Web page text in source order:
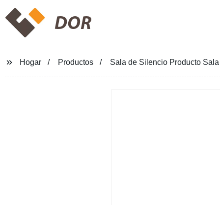
DOR
Hogar Productos Sala de Silencio Producto